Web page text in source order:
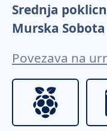
Srednja
Murska Sobota
Povezava na